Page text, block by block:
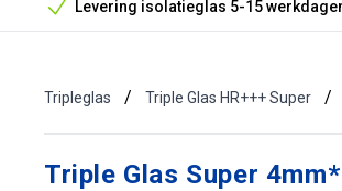
Levering isolatieglas 5-15
Bouwvak geopend! Óók snelle
Tripleglas / Triple Glas HR+++ Super /
Triple Glas Super